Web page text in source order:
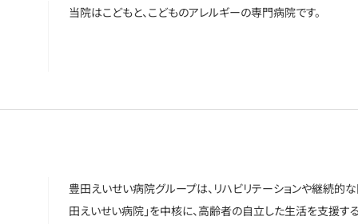
当院はこどもと、こどものアレルギーの専門病院です。
豊田えいせい病院グループは、リハビリテーションや継続的
田えいせい病院」を中核に、高齢者の自立した生活を支援す